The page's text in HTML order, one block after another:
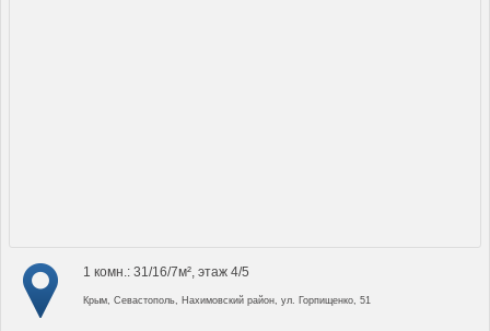
1 комн.: 31/16/7м², этаж 4/5
Крым, Севастополь, Нахимовский район, ул. Горпищенко, 51